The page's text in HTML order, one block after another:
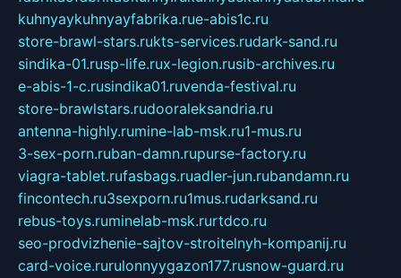
kuhnyaykuhnyayfabrika.rue-abis1c.ru
store-brawl-stars.rukts-services.rudark-sand.ru
sindika-01.rusp-life.rux-legion.rusib-archives.ru
e-abis-1-c.rusindika01.ruvenda-festival.ru
store-brawlstars.rudooraleksandria.ru
antenna-highly.rumine-lab-msk.ru1-mus.ru
3-sex-porn.ruban-damn.rupurse-factory.ru
viagra-tablet.rufasbags.ruadler-jun.rubandamn.ru
fincontech.ru3sexporn.ru1mus.rudarksand.ru
rebus-toys.ruminelab-msk.rurtdco.ru
seo-prodvizhenie-sajtov-stroitelnyh-kompanij.ru
card-voice.rurulonnyygazon177.rusnow-guard.ru